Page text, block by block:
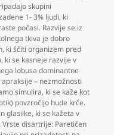
skupini
1- 3% ljudi, ki
počasi. Razvije se iz
tkiva je dobro
, ki ščiti organizem pred
, ki se kasneje razvije v
lobusa dominantne
– nezmožnosti
simulira, ki se kaže kot
povzročijo hude krče.
glasilke, ki se kažeta v
disartrije: Paretičen